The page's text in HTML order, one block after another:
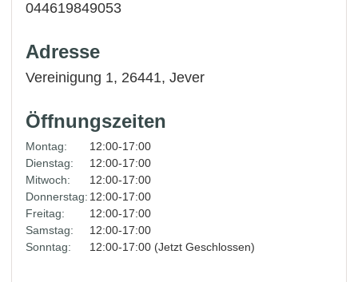
044619849053
Adresse
Vereinigung 1, 26441,Jever
Öffnungszeiten
Montag:
12:00-17:00
Dienstag:
12:00-17:00
Mitwoch:
12:00-17:00
Donnerstag: 12:00-17:00
Freitag:
12:00-17:00
Samstag:
12:00-17:00
Sonntag:
12:00-17:00 (Jetzt Geschlossen)